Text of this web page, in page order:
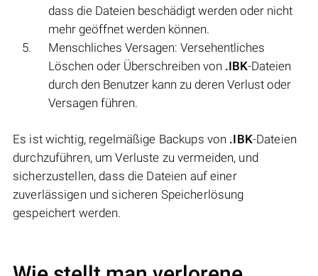
dass die Dateien beschädigt werden oder nicht
mehr geöffnet werden können.
Menschliches Versagen: Versehentliches
Löschen oder Überschreiben von .IBK-Dateien
durch den Benutzer kann zu deren Verlust oder
Versagen führen.
Es ist wichtig, regelmäßige Backups von .IBK-Dateien
durchzuführen, um Verluste zu vermeiden, und
sicherzustellen, dass die Dateien auf einer
zuverlässigen und sicheren Speicherlösung
gespeichert werden.